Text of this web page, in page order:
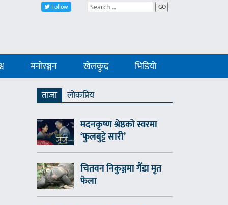
Follow GO
मनोरञ्जन खेलकुद भिडियो
ताजा
लाेकप्रिय
मदनकृष्ण श्रेष्ठको स्वरमा
‘फुलबुट्टे सारी’
चितवन निकुञ्जमा गैँडा मृत
फेला